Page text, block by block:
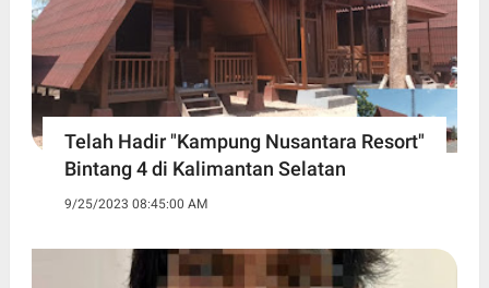
Telah Hadir "Kampung Nusantara Resort"
Bintang 4 di Kalimantan Selatan
9/25/2023 08:45:00 AM